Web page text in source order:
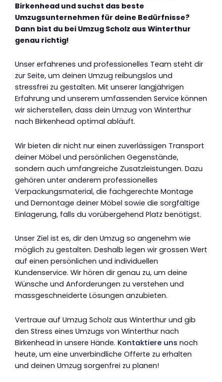
Birkenhead und suchst das beste
Umzugsunternehmen für deine Bedürfnisse?
Dann bist du bei Umzug Scholz aus Winterthur
genau richtig!
Unser erfahrenes und professionelles Team steht dir
zur Seite, um deinen Umzug reibungslos und
stressfrei zu gestalten. Mit unserer langjährigen
Erfahrung und unserem umfassenden Service können
wir sicherstellen, dass dein Umzug von Winterthur
nach Birkenhead optimal abläuft.
Wir bieten dir nicht nur einen zuverlässigen Transport
deiner Möbel und persönlichen Gegenstände,
sondern auch umfangreiche Zusatzleistungen. Dazu
gehören unter anderem professionelles
Verpackungsmaterial, die fachgerechte Montage
und Demontage deiner Möbel sowie die sorgfältige
Einlagerung, falls du vorübergehend Platz benötigst.
Unser Ziel ist es, dir den Umzug so angenehm wie
möglich zu gestalten. Deshalb legen wir grossen Wert
auf einen persönlichen und individuellen
Kundenservice. Wir hören dir genau zu, um deine
Wünsche und Anforderungen zu verstehen und
massgeschneiderte Lösungen anzubieten.
Vertraue auf Umzug Scholz aus Winterthur und gib
den Stress eines Umzugs von Winterthur nach
Birkenhead in unsere Hände. Kontaktiere uns noch
heute, um eine unverbindliche Offerte zu erhalten
und deinen Umzug sorgenfrei zu planen!